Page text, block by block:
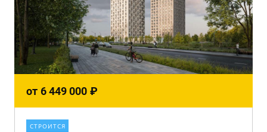
от 6 449 000 ₽
СТРОИТСЯ